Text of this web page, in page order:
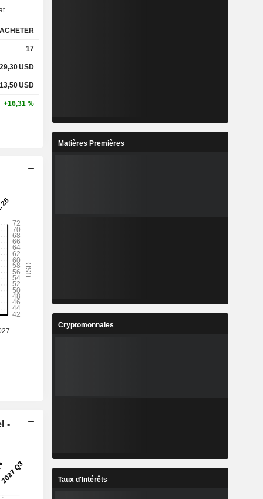
ACHETER
17
USD
USD
+16,31 %
-
Matières Premières
Cryptomonnaies
Taux d'Intérêts